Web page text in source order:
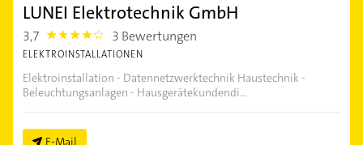
LUNEI Elektrotechnik GmbH
3,7 3.7 3 Bewertungen
ELEKTROINSTALLATIONEN
Elektroinstallation - Datennetzwerktechnik Haustechnik -
Beleuchtungsanlagen - Hausgerätekundendi...
E-Mail